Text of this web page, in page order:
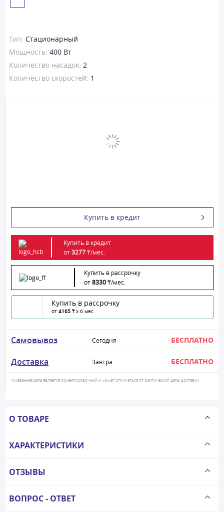
Тип: Стационарный
Мощность: 400 Вт
Количество насадок: 2
Количество скоростей: 1
Купить в кредит
Купить в кредит
от3277₸/мес.
Купить в рассрочку
от8330₸/мес.
Купить в рассрочку
от 4165 ₸ x 6 мес.
Самовывоз Сегодня БЕСПЛАТНО
Доставка Завтра БЕСПЛАТНО
*Указанная дата является ориентировочной и может отличаться от фактической даты доставки
О ТОВАРЕ
ХАРАКТЕРИСТИКИ
ОТЗЫВЫ
ВОПРОС - ОТВЕТ